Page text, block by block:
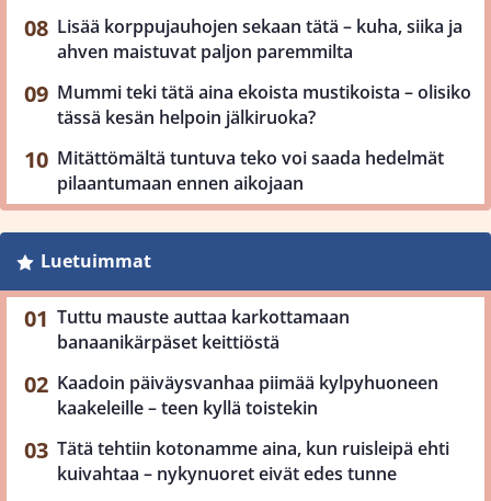
Lisää korppujauhojen sekaan tätä – kuha, siika ja
ahven maistuvat paljon paremmilta
Mummi teki tätä aina ekoista mustikoista – olisiko
tässä kesän helpoin jälkiruoka?
Mitättömältä tuntuva teko voi saada hedelmät
pilaantumaan ennen aikojaan
Luetuimmat
Tuttu mauste auttaa karkottamaan
banaanikärpäset keittiöstä
Kaadoin päiväysvanhaa piimää kylpyhuoneen
kaakeleille – teen kyllä toistekin
Tätä tehtiin kotonamme aina, kun ruisleipä ehti
kuivahtaa – nykynuoret eivät edes tunne